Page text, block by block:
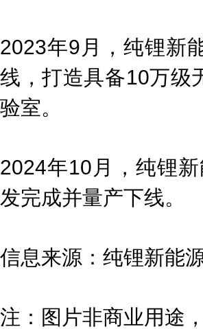
2023年9月，纯锂新
线，打造具备10万级
验室。
2024年10月，纯锂
发完成并量产下线。
信息来源：纯锂新能
注：图片非商业用途